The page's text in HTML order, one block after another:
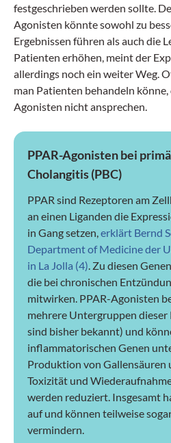
festgeschrieben werden sollte.
Agonisten könnte sowohl zu
Ergebnissen führen als auch die
Patienten erhöhen, meint der
allerdings noch ein weiter Weg.
man Patienten behandeln könne,
Agonisten nicht ansprechen.
PPAR-Agonisten bei
Cholangitis (PBC)
PPAR sind Rezeptoren am
an einen Liganden die
in Gang setzen, erklärt Bernd
Department of Medicine der
in La Jolla (4) . Zu diesen
die bei chronischen
mitwirken. PPAR-Agonisten
mehrere Untergruppen dieser
sind bisher bekannt) und
inflammatorischen Genen
Produktion von Gallensäuren
Toxizität und
werden reduziert. Insgesamt
auf und können teilweise
vermindern.